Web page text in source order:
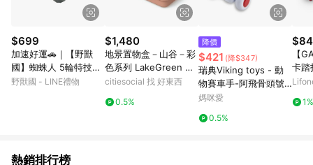
水果專區 / 親子理財書單 / 6~8歲推薦書單 / 箱購專區 / 寶可夢
pokemon玩具 / 世界名著 / 廚房家電 / 蔬果汁&奶粉 / 體能玩具 /
涼墊 / 同儕相處書單 / 旅遊商品 / 公益商品
$699
加速好運🚗｜【野獸
國】蜘蛛人 5輪特技遙
控車 黑款 (18cm)｜M
野獸國 - LINE禮物
$1,480
地景置物盒－山谷－彩
色系列 LakeGreen 湖
水綠
citiesocial 找 好東西
0.5%
降價
$421 (降$347)
瑞典Viking toys - 動
物賽車手-阿飛骨頭號-
14cm
媽咪愛
0.5%
【
卡踏
1%
熱銷排行榜